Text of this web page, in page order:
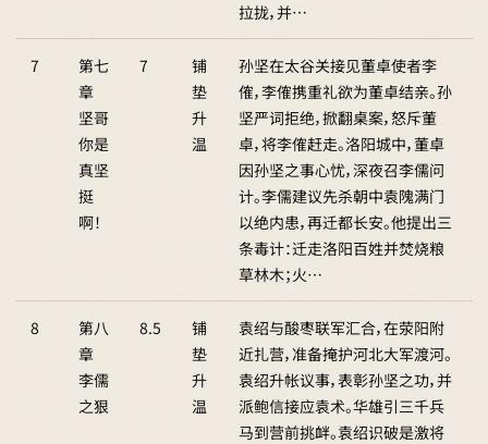
拉拢，并…
7
第七
章
坚哥
你是
真坚
挺
啊！
7
铺
垫
升
温
孙坚在太谷关接见董卓使者李
傕，李傕携重礼欲为董卓结亲。孙
坚严词拒绝，掀翻桌案，怒斥董
卓，将李傕赶走。洛阳城中，董卓
因孙坚之事心忧，深夜召李儒问
计。李儒建议先杀朝中袁隗满门
以绝内患，再迁都长安。他提出三
条毒计：迁走洛阳百姓并焚烧粮
草林木；火…
8
第八
章
李儒
之狠
8.5
铺
垫
升
温
袁绍与酸枣联军汇合，在荥阳附
近扎营，准备掩护河北大军渡河。
袁绍升帐议事，表彰孙坚之功，并
派鲍信接应袁术。华雄引三千兵
马到营前挑衅。袁绍识破是激将